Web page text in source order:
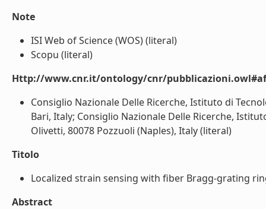
Note
ISI Web of Science (WOS) (literal)
Scopu (literal)
Http://www.cnr.it/ontology/cnr/
Consiglio Nazionale Delle Ricerche, Istituto di
Bari, Italy; Consiglio Nazionale Delle Ricerche,
Olivetti, 80078 Pozzuoli (Naples), Italy (literal)
Titolo
Localized strain sensing with fiber Bragg-grating
Abstract